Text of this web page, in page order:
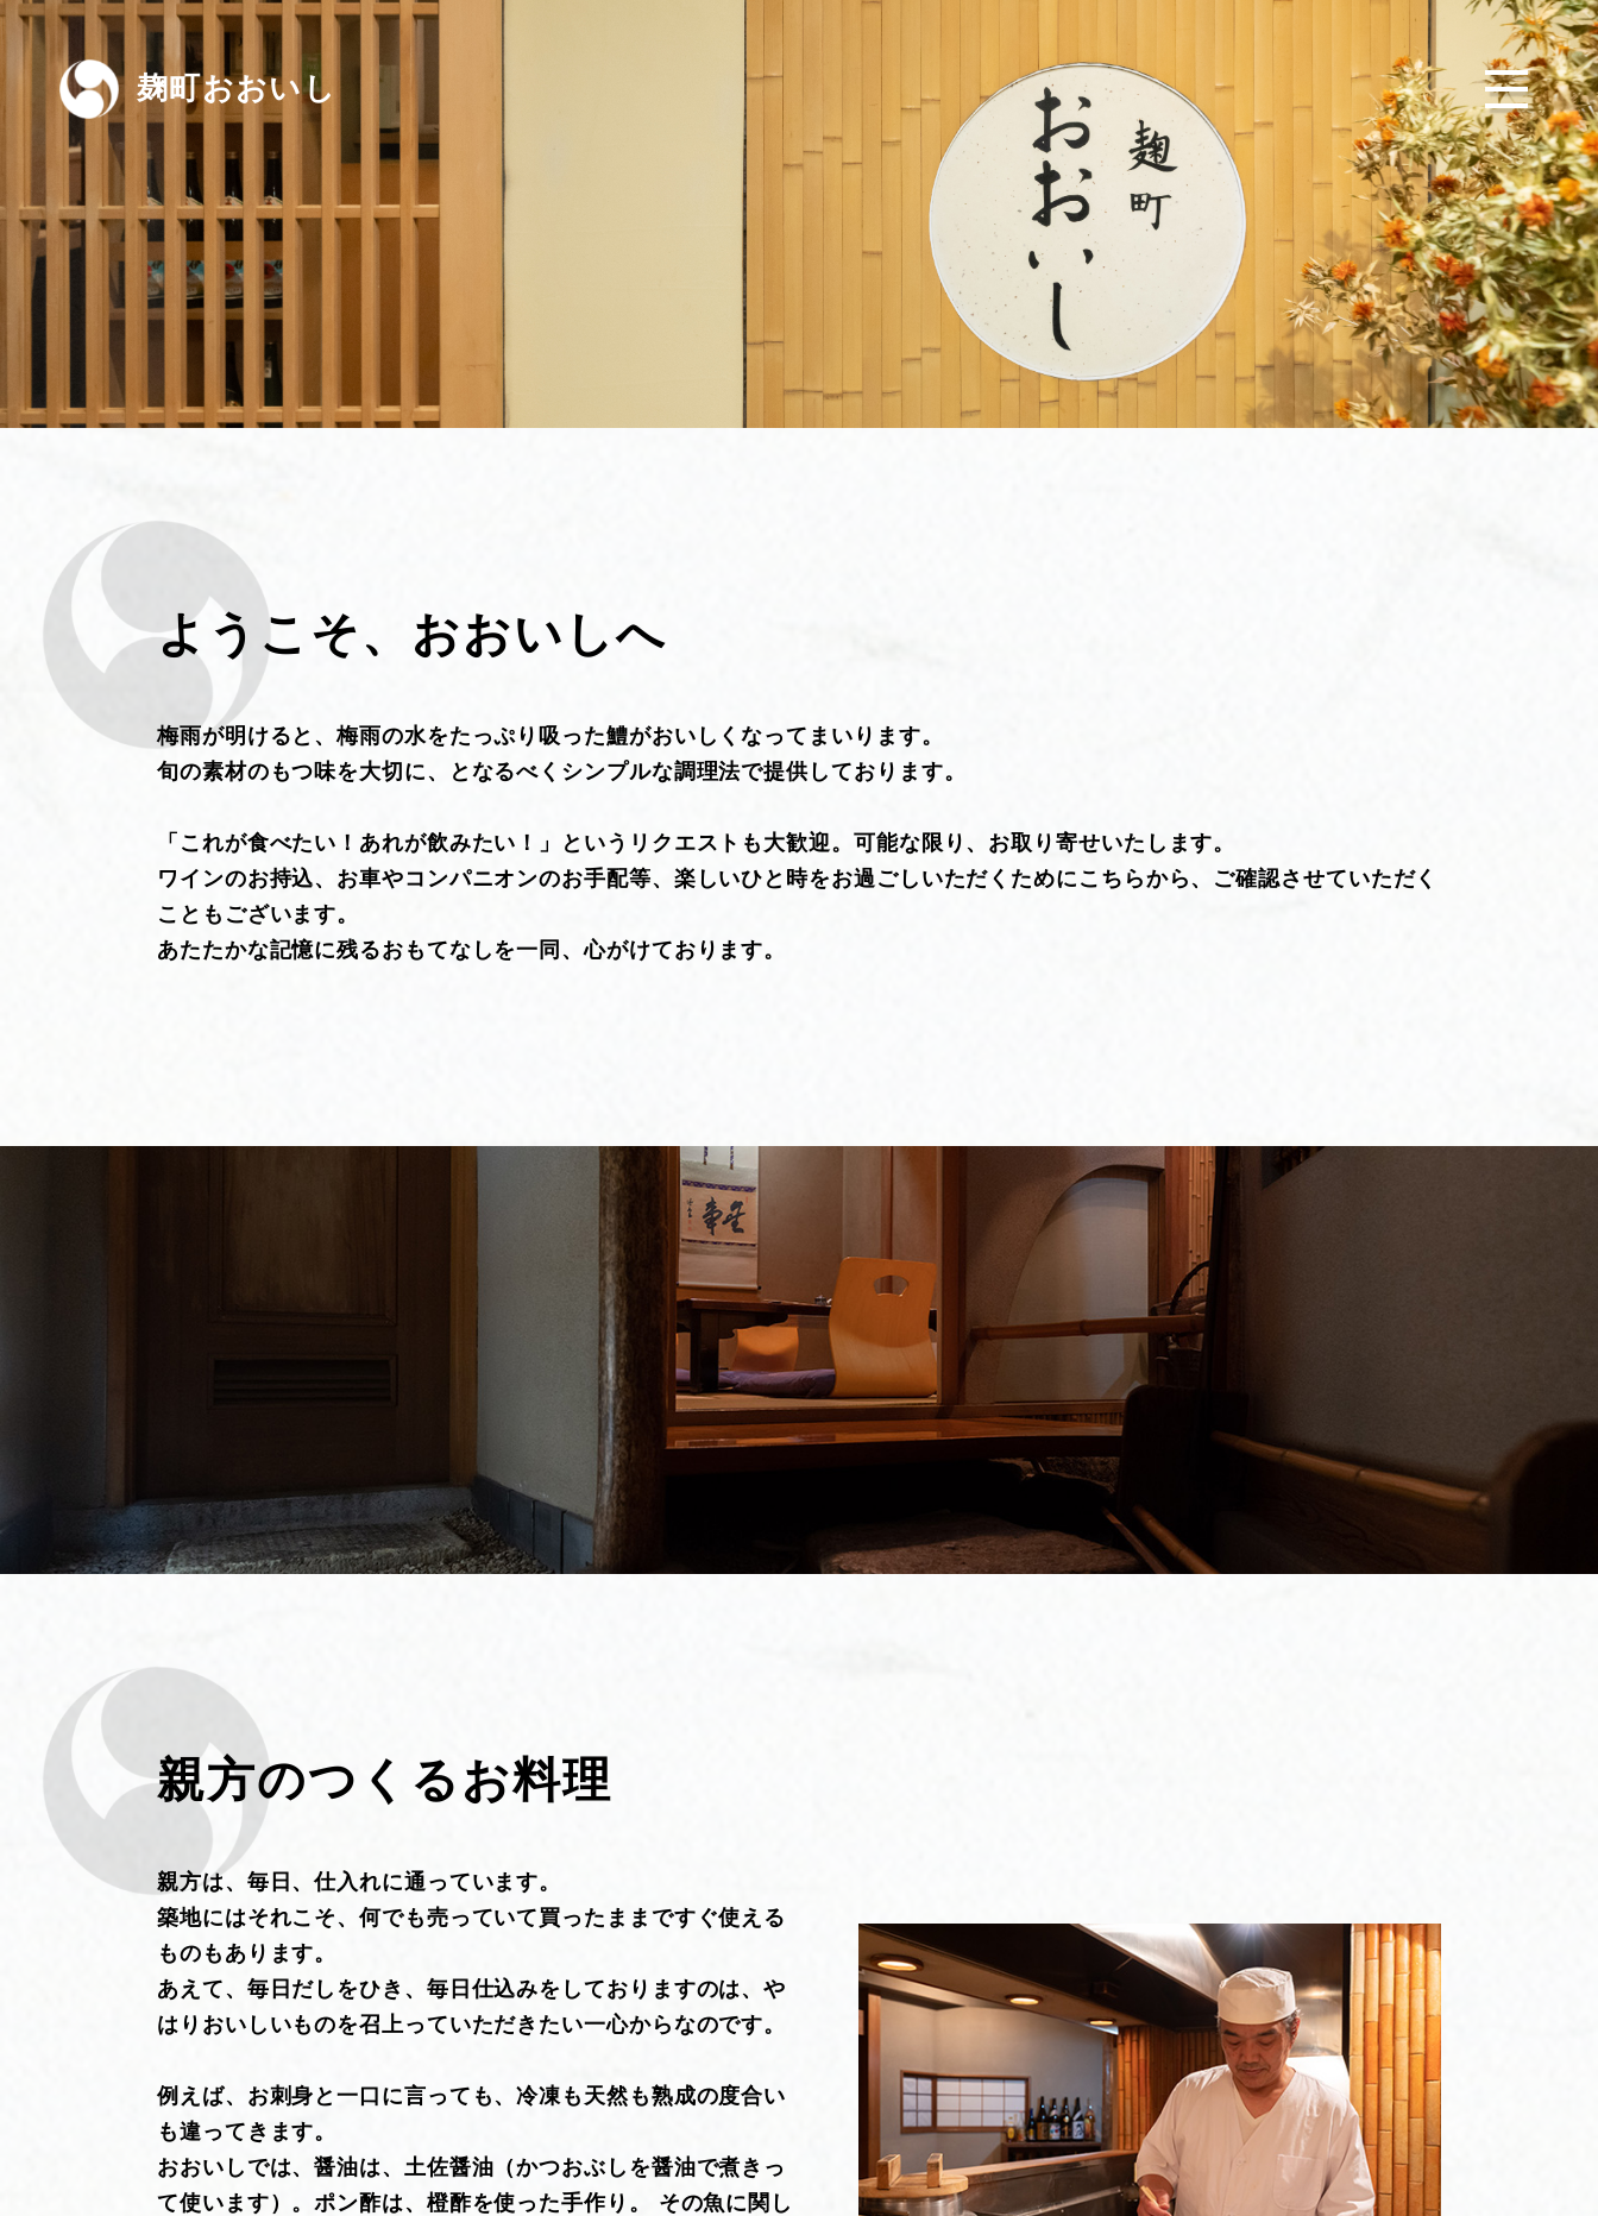
麹町おおいし
ようこそ、おおいしへ
梅雨が明けると、梅雨の水をたっぷり吸った鱧がおいしくなってまいります。
旬の素材のもつ味を大切に、となるべくシンプルな調理法で提供しております。
「これが食べたい！あれが飲みたい！」というリクエストも大歓迎。可能な限り、お取り寄せいたします。
ワインのお持込、お車やコンパニオンのお手配等、楽しいひと時をお過ごしいただくためにこちらから、ご確認させていただく
こともございます。
あたたかな記憶に残るおもてなしを一同、心がけております。
親方のつくるお料理
親方は、毎日、仕入れに通っています。
築地にはそれこそ、何でも売っていて買ったままですぐ使える
ものもあります。
あえて、毎日だしをひき、毎日仕込みをしておりますのは、や
はりおいしいものを召上っていただきたい一心からなのです。
例えば、お刺身と一口に言っても、冷凍も天然も熟成の度合い
も違ってきます。
おおいしでは、醤油は、土佐醤油（かつおぶしを醤油で煮きっ
て使います）。ポン酢は、橙酢を使った手作り。 その魚に関し